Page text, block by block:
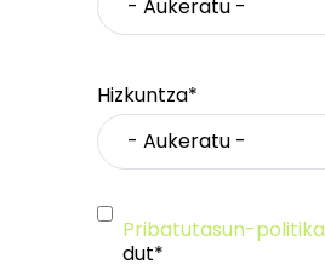
Hizkuntza*
Pribatutasun-politika
dut*